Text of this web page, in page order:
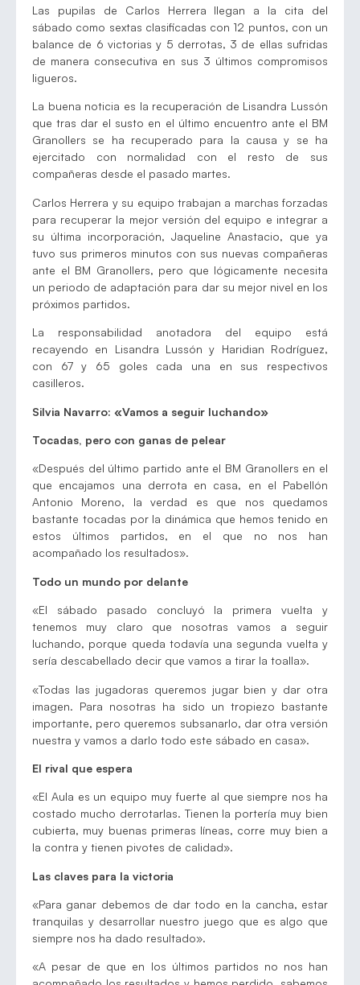
Las pupilas de Carlos Herrera llegan a la cita del
sábado como sextas clasificadas con 12 puntos, con un
balance de 6 victorias y 5 derrotas, 3 de ellas sufridas
de manera consecutiva en sus 3 últimos compromisos
ligueros.
La buena noticia es la recuperación de Lisandra Lussón
que tras dar el susto en el último encuentro ante el BM
Granollers se ha recuperado para la causa y se ha
ejercitado con normalidad con el resto de sus
compañeras desde el pasado martes.
Carlos Herrera y su equipo trabajan a marchas forzadas
para recuperar la mejor versión del equipo e integrar a
su última incorporación, Jaqueline Anastacio, que ya
tuvo sus primeros minutos con sus nuevas compañeras
ante el BM Granollers, pero que lógicamente necesita
un periodo de adaptación para dar su mejor nivel en los
próximos partidos.
La responsabilidad anotadora del equipo está
recayendo en Lisandra Lussón y Haridian Rodríguez,
con 67 y 65 goles cada una en sus respectivos
casilleros.
Silvia Navarro: «Vamos a seguir luchando»
Tocadas, pero con ganas de pelear
«Después del último partido ante el BM Granollers en el
que encajamos una derrota en casa, en el Pabellón
Antonio Moreno, la verdad es que nos quedamos
bastante tocadas por la dinámica que hemos tenido en
estos últimos partidos, en el que no nos han
acompañado los resultados».
Todo un mundo por delante
«El sábado pasado concluyó la primera vuelta y
tenemos muy claro que nosotras vamos a seguir
luchando, porque queda todavía una segunda vuelta y
sería descabellado decir que vamos a tirar la toalla».
«Todas las jugadoras queremos jugar bien y dar otra
imagen. Para nosotras ha sido un tropiezo bastante
importante, pero queremos subsanarlo, dar otra versión
nuestra y vamos a darlo todo este sábado en casa».
El rival que espera
«El Aula es un equipo muy fuerte al que siempre nos ha
costado mucho derrotarlas. Tienen la portería muy bien
cubierta, muy buenas primeras líneas, corre muy bien a
la contra y tienen pivotes de calidad».
Las claves para la victoria
«Para ganar debemos de dar todo en la cancha, estar
tranquilas y desarrollar nuestro juego que es algo que
siempre nos ha dado resultado».
«A pesar de que en los últimos partidos no nos han